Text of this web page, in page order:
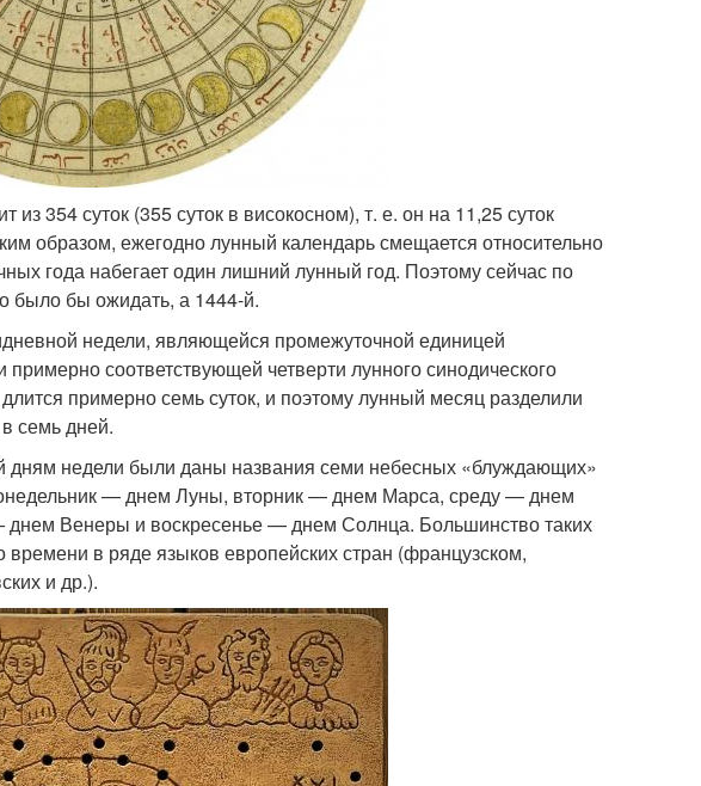
354 суток (355 суток в високосном), т. е. он на 11,25 суток
образом, ежегодно лунный календарь смещается относительно
года набегает один лишний лунный год. Поэтому сейчас по
было бы ожидать, а 1444-й.
недели, являющейся промежуточной единицей
соответствующей четверти лунного синодического
примерно семь суток, и поэтому лунный месяц разделили
семь дней.
дням недели были даны названия семи небесных «блуждающих»
— днем Луны, вторник — днем Марса, среду — днем
Венеры и воскресенье — днем Солнца. Большинство таких
в ряде языков европейских стран (французском,
и др.).